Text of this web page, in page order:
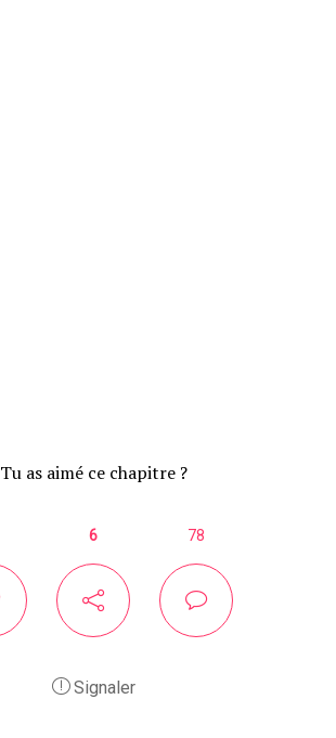
Tu as aimé ce chapitre ?
6 78
Signaler